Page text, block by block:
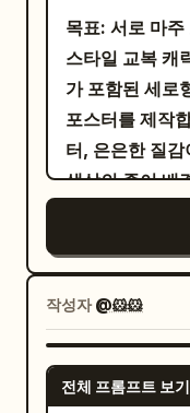
음, 추가적인
왜곡 없음, 과
친밀한 행동 없
낌 없음, 가짜
없음, 과도한 피
없음, 어수선한
수 없는 텍스트
락 결을 살려
주얼 노벨 스타
정함과 편안함
레임이며, 텍스
포함하지 마세
아늑하고 햇살
오후 늦은 골든
하세요.
(subsurface
부드럽고 따뜻
운 질감이 살아
다 다양하며, 포
이 자연스럽게
카프를 느슨하게
을 착용하여 하
치는 대성당 첨
비가 낮고 부드
그룹을 감싸고
는 미세한 ISO
입자감이 느껴
목표: 서로 마
스타일 교복 캐
가 포함된 세로
포스터를 제작합니다. 캔버스: 긴
터, 은은한 질
색상의 종이 배
식 구성, 부드
깔끔하고 로맨틱한
상단에는 짧은
넣고, 그 아래
치합니다. 제목
두 개를 찍습니
작성자@🐹🐹
전체 프롬프트 보기